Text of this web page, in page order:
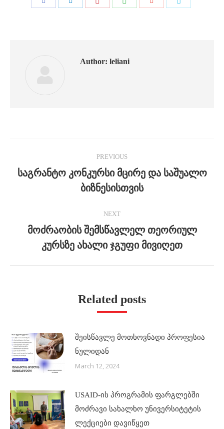
Author: leliani
navigation
PREVIOUS
Previous
post:
საგრანტო კონკურსი მცირე და საშუალო
ბიზნესისთვის
NEXT
Next
post:
მოძრაობის შემსწავლელ თეორიულ
კურსზე ახალი ჯგუფი მივიღეთ
Related posts
შეისწავლე მოთხოვნადი პროფესია
ნულიდან
March 12, 2024
USAID-ის პროგრამის ფარგლებში
მოძრავი სახალხო უნივერსიტეტის
ლექციები დავიწყეთ